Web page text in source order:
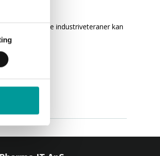
praktiserende industriveteraner kan